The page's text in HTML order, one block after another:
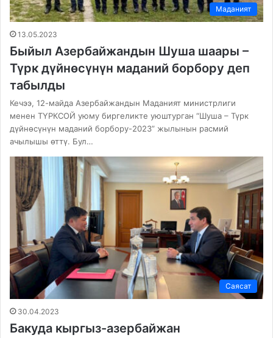
Маданият
13.05.2023
Быйыл Азербайжандын Шуша шаары –
Түрк дүйнөсүнүн маданий борбору деп
табылды
Кечээ, 12-майда Азербайжандын Маданият министрлиги
менен ТҮРКСОЙ уюму биргеликте уюштурган “Шуша – Түрк
дүйнөсүнүн маданий борбору-2023” жылынын расмий
ачылышы өттү. Бул…
Саясат
30.04.2023
Бакуда кыргыз-азербайжан